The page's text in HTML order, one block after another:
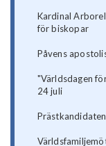
Kardinal
för biskopar
Påvens
"Världsdagen
24 juli